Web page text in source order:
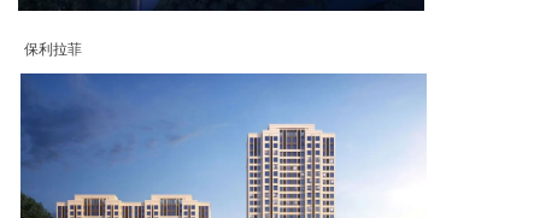
保利拉菲